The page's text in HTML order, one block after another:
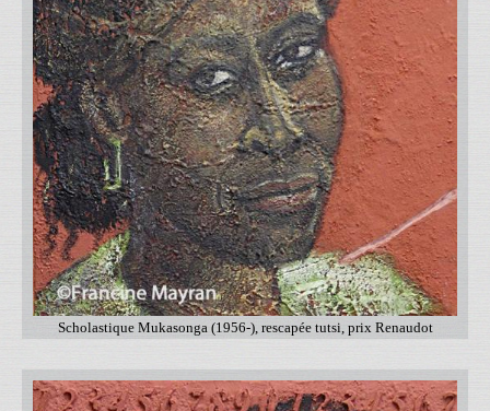
Scholastique Mukasonga (1956-), rescapée tutsi, prix Renaudot